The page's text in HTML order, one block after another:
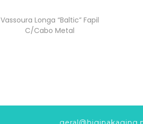
Vassoura Longa “Baltic” Fapil
C/Cabo Metal